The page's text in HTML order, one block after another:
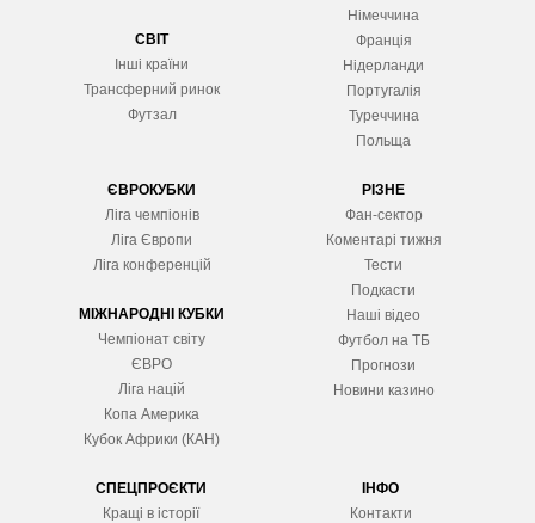
СВІТ
Інші країни
Трансферний ринок
Футзал
Німеччина
Франція
Нідерланди
Португалія
Туреччина
Польща
ЄВРОКУБКИ
Ліга чемпіонів
Ліга Європи
Ліга конференцій
МІЖНАРОДНІ КУБКИ
Чемпіонат світу
ЄВРО
Ліга націй
Копа Америка
Кубок Африки (КАН)
РІЗНЕ
Фан-сектор
Коментарі тижня
Тести
Подкасти
Наші відео
Футбол на ТБ
Прогнози
Новини казино
СПЕЦПРОЄКТИ
Кращі в історії
ІНФО
Контакти